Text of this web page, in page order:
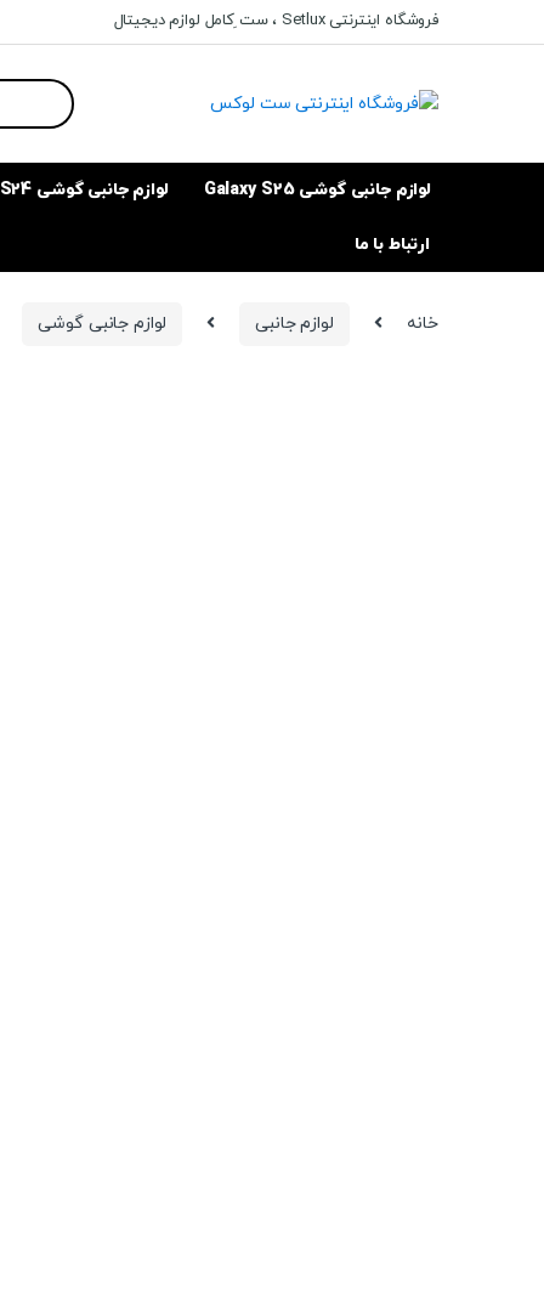
to
to
فروشگاه اینترنتی Setlux ، ست ِکامل لوازم دیجیتال
Search
for:
لوازم جانبی گوشی Galaxy S25 لوازم جانبی گوشی Galaxy S24
ارتباط با ما
خانه لوازم جانبی لوازم جانبی گوشی